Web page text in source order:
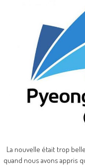
La nouvelle était trop
quand nous avons appris